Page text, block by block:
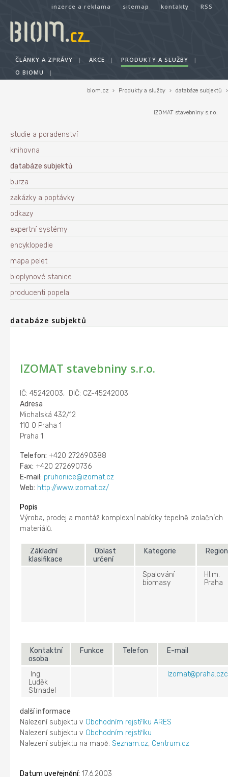
inzerce a reklama sitemap kontakty RSS
ČLÁNKY A ZPRÁVY | AKCE | PRODUKTY A SLUŽBY
|
O BIOMU
|
biom.cz › Produkty a služby › databáze subjektů ›
IZOMAT stavebniny s.r.o.
studie a poradenství
knihovna
databáze subjektů
burza
zakázky a poptávky
odkazy
expertní systémy
encyklopedie
mapa pelet
bioplynové stanice
producenti popela
databáze subjektů
IZOMAT stavebniny s.r.o.
IČ: 45242003, DIČ: CZ-45242003
Adresa
Michalská 432/12
110 0 Praha 1
Praha 1
Telefon: +420 272690388
Fax: +420 272690736
E‑mail: pruhonice@izomat.cz
Web: http://www.izomat.cz/
Popis
Výroba, prodej a montáž komplexní nabídky tepelně izolačních
materiálů.
Základní
klasifikace
Oblast
určení
Kategorie
Spalování
biomasy
Hl.m.
Praha
Kontaktní
osoba
Funkce Telefon E-mail
Ing.
Luděk
Strnadel
další informace
Nalezení subjektu v Obchodním rejstříku ARES
Nalezení subjektu v Obchodním rejstříku
Nalezení subjektu na mapě: Seznam.cz, Centrum.cz
Datum uveřejnění: 17.6.2003